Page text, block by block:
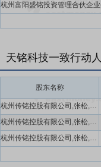
天铭科技一致行动人
股东名称
杭州传铭控股有限公司,张松,香港天铭实业有限公司,杭州富阳盛铭投资管理合伙企业(有限合伙),杭州富阳弘铭投资管理合伙企业(有限合伙)
杭州传铭控股有限公司,张松,香港天铭实业有限公司,杭州富阳盛铭投资管理合伙企业(有限合伙),杭州富阳弘铭投资管理合伙企业(有限合伙),张普
杭州传铭控股有限公司,张松,香港天铭实业有限公司,杭州富阳盛铭投资管理合伙企业(有限合伙),张普,杭州富阳弘铭投资管理合伙企业(有限合伙)